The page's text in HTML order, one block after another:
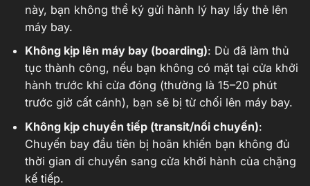
này, bạn không thể ký gửi hành lý hay lấy thẻ lên
máy bay.
Không kịp lên máy bay (boarding): Dù đã làm thủ
tục thành công, nếu bạn không có mặt tại cửa khởi
hành trước khi cửa đóng (thường là 15–20 phút
trước giờ cất cánh), bạn sẽ bị từ chối lên máy bay.
Không kịp chuyển tiếp (transit/nối chuyến):
Chuyến bay đầu tiên bị hoãn khiến bạn không đủ
thời gian di chuyển sang cửa khởi hành của chặng
kế tiếp.